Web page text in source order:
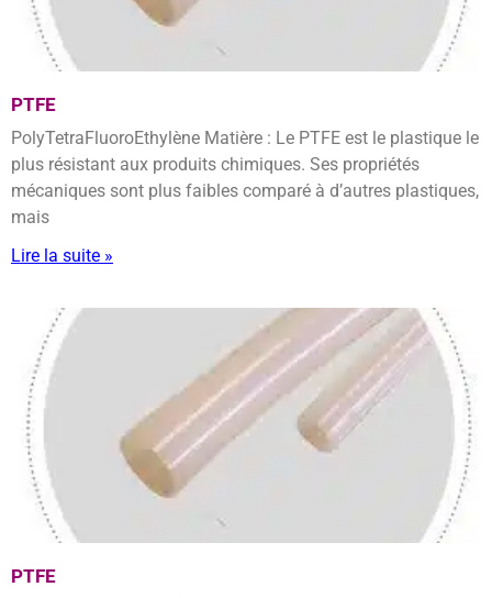
PTFE
PolyTetraFluoroEthylène Matière : Le PTFE est le plastique le
plus résistant aux produits chimiques. Ses propriétés
mécaniques sont plus faibles comparé à d’autres plastiques,
mais
Lire la suite »
PTFE